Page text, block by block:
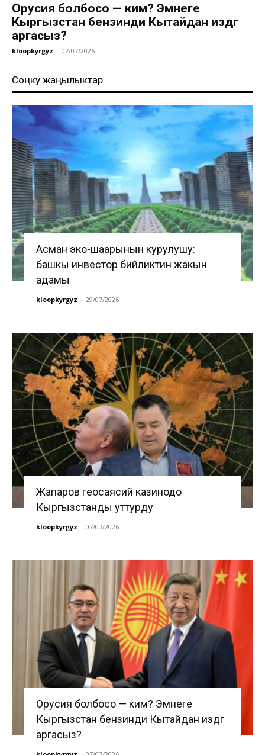
Орусия болбосо — ким? Эмнеге
Кыргызстан бензинди Кытайдан издөөгө
аргасыз?
kloopkyrgyz - 07/07/2026
Соңку жаңылыктар
Асман эко-шаарынын курулушу:
башкы инвестор бийликтин жакын
адамы
kloopkyrgyz - 29/07/2026
Жапаров геосаясий казинодо
Кыргызстанды уттурду
kloopkyrgyz - 07/07/2026
Орусия болбосо — ким? Эмнеге
Кыргызстан бензинди Кытайдан издөөгө
аргасыз?